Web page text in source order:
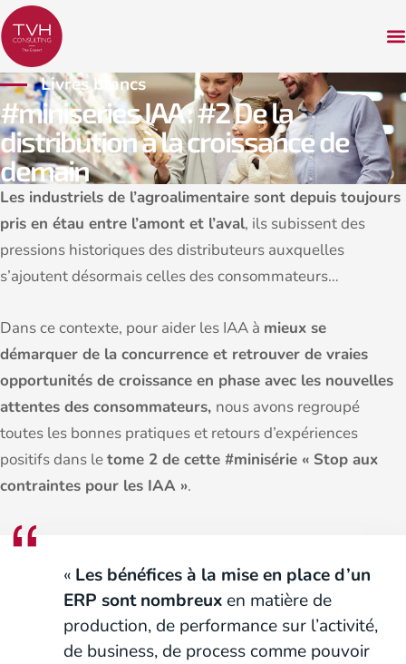
Livres blancs
#miniseries IAA : #2 De la
distribution à la croissance de
demain
Les industriels de l’agroalimentaire sont depuis toujours
pris en étau entre l’amont et l’aval, ils subissent des
pressions historiques des distributeurs auxquelles
s’ajoutent désormais celles des consommateurs…
Dans ce contexte, pour aider les IAA à mieux se
démarquer de la concurrence et retrouver de vraies
opportunités de croissance en phase avec les nouvelles
attentes des consommateurs, nous avons regroupé
toutes les bonnes pratiques et retours d’expériences
positifs dans letome 2 de cette #minisérie « Stop aux
contraintes pour les IAA ».
« Les bénéfices à la mise en place d’un
ERP sont nombreux en matière de
production, de performance sur l’activité,
de business, de process comme pouvoir